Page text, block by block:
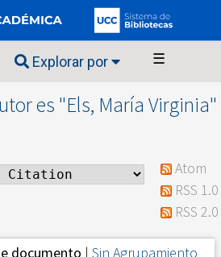
Explorar por ☰
es "Els, María Virginia"
Atom
RSS 1.0
RSS 2.0
documento | Sin Agrupamiento